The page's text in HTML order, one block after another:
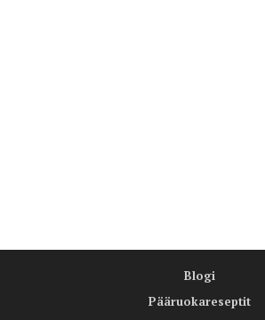
Blogi
Pääruokareseptit